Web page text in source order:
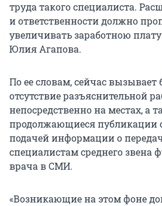
труда такого специалиста.
и ответственности должно
увеличивать заработною
Юлия Агапова.
По ее словам, сейчас вызывает
отсутствие разъяснительной
непосредственно на местах, а
продолжающиеся публикации
подачей информации о
специалистам среднего звена
врача в СМИ.
«Возникающие на этом фоне